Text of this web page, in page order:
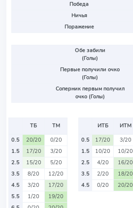
Победа
Ничья
Поражение
Обе забили
(Голы)
Первые получили очко
(Голы)
Соперник первым получил
очко (Голы)
ТБ
ТМ
0.5
20/20
0/20
1.5
17/20
3/20
2.5
15/20
5/20
3.5
8/20
12/20
4.5
3/20
17/20
5.5
1/20
19/20
ИТБ
ИТМ
0.5
17/20
3/20
1.5
10/20
10/20
2.5
4/20
16/20
3.5
2/20
18/20
4.5
0/20 20/20